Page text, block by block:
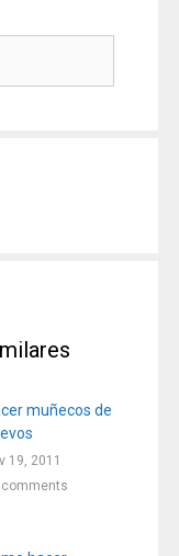
muñecos de
19, 2011
comments